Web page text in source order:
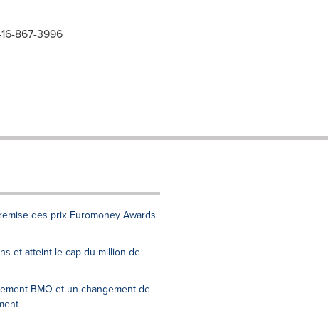
867-3996
des prix Euromoney Awards
et atteint le cap du million de
BMO et un changement de